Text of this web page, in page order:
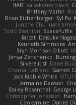
HAR valsekamerplant
Brittany Martin
Brian Eichenberger Syl Pu
Junzhe Zhu nate
Todd Bennion SpacePuffle
fatcat Daisuke
Kenneth Simmons
Bryn Morrison-Elliott
Jenya Zenchenko
Silverelitist Dane
Chantal LeBlanc Garrett
Jack Kibble-White
Jermaine Dawson
Bailey Rosenthal George
Christopher Johansen
Cookymine Daniel